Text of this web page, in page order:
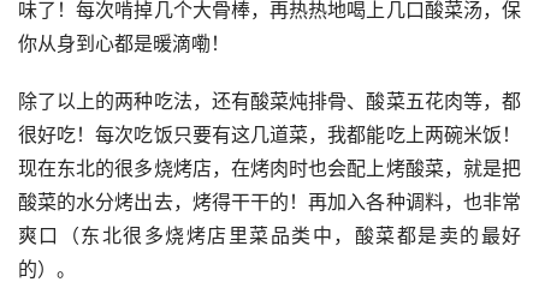
味了！每次啃掉几个大骨棒，再热热地喝上几口酸菜汤，保
你从身到心都是暖滴嘞！
除了以上的两种吃法，还有酸菜炖排骨、酸菜五花肉等，都
很好吃！每次吃饭只要有这几道菜，我都能吃上两碗米饭！
现在东北的很多烧烤店，在烤肉时也会配上烤酸菜，就是把
酸菜的水分烤出去，烤得干干的！再加入各种调料，也非常
爽口（东北很多烧烤店里菜品类中，酸菜都是卖的最好
的）。